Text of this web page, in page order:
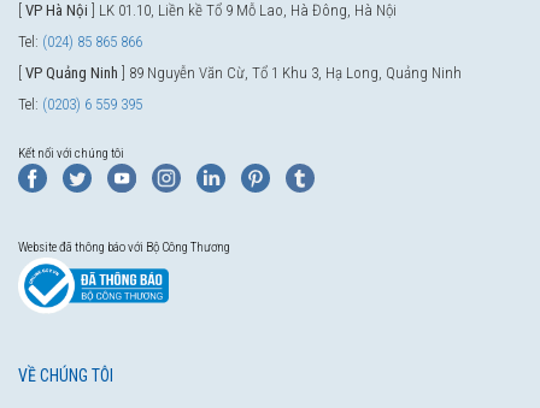
VP Hà Nội ] LK 01.10, Liền kề Tổ 9 Mỗ Lao, Hà Đông, Hà Nội
Tel: (024) 85 865 866
VP Quảng Ninh ] 89 Nguyễn Văn Cừ, Tổ 1 Khu 3, Hạ Long, Quảng Ninh
Tel: (0203) 6 559 395
Kết nối với chúng tôi
Website đã thông báo với Bộ Công Thương
VỀ CHÚNG TÔI